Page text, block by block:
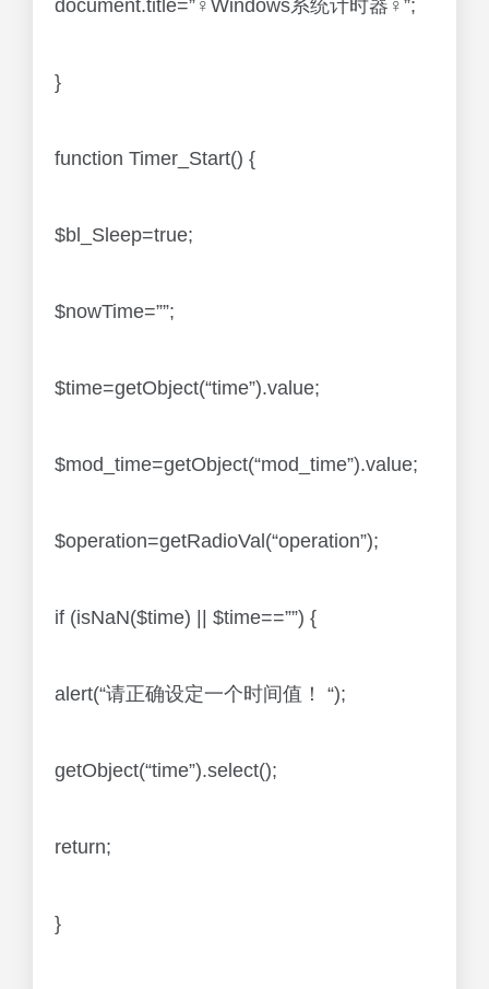
document.title=”♀Windows系统计时器♀”;
}
function Timer_Start() {
$bl_Sleep=true;
$nowTime=””;
$time=getObject(“time”).value;
$mod_time=getObject(“mod_time”).value;
$operation=getRadioVal(“operation”);
if (isNaN($time) || $time==””) {
alert(“请正确设定一个时间值！ “);
getObject(“time”).select();
return;
}